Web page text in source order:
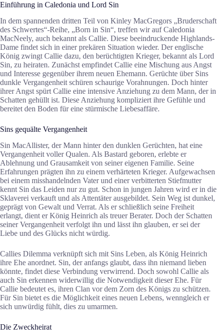
Einführung in Caledonia und Lord Sin
In dem spannenden dritten Teil von Kinley MacGregors „Bruderschaft
des Schwertes“-Reihe, „Born in Sin“, treffen wir auf Caledonia
MacNeely, auch bekannt als Callie. Diese beeindruckende Highlands-
Dame findet sich in einer prekären Situation wieder. Der englische
König zwingt Callie dazu, den berüchtigten Krieger, bekannt als Lord
Sin, zu heiraten. Zunächst empfindet Callie eine Mischung aus Angst
und Interesse gegenüber ihrem neuen Ehemann. Gerüchte über Sins
dunkle Vergangenheit schüren schaurige Vorahnungen. Doch hinter
ihrer Angst spürt Callie eine intensive Anziehung zu dem Mann, der in
Schatten gehüllt ist. Diese Anziehung kompliziert ihre Gefühle und
bereitet den Boden für eine stürmische Liebesaffäre.
Sins gequälte Vergangenheit
Sin MacAllister, der Mann hinter den dunklen Gerüchten, hat eine
Vergangenheit voller Qualen. Als Bastard geboren, erlebte er
Ablehnung und Grausamkeit von seiner eigenen Familie. Seine
Erfahrungen prägten ihn zu einem verhärteten Krieger. Aufgewachsen
bei einem misshandelnden Vater und einer verbitterten Stiefmutter
kennt Sin das Leiden nur zu gut. Schon in jungen Jahren wird er in die
Sklaverei verkauft und als Attentäter ausgebildet. Sein Weg ist dunkel,
geprägt von Gewalt und Verrat. Als er schließlich seine Freiheit
erlangt, dient er König Heinrich als treuer Berater. Doch der Schatten
seiner Vergangenheit verfolgt ihn und lässt ihn glauben, er sei der
Liebe und des Glücks nicht würdig.
Callies Dilemma verknüpft sich mit Sins Leben, als König Heinrich
ihre Ehe anordnet. Sin, der anfangs glaubt, dass ihn niemand lieben
könnte, findet diese Verbindung verwirrend. Doch sowohl Callie als
auch Sin erkennen widerwillig die Notwendigkeit dieser Ehe. Für
Callie bedeutet es, ihren Clan vor dem Zorn des Königs zu schützen.
Für Sin bietet es die Möglichkeit eines neuen Lebens, wenngleich er
sich unwürdig fühlt, dies zu umarmen.
Die Zweckheirat